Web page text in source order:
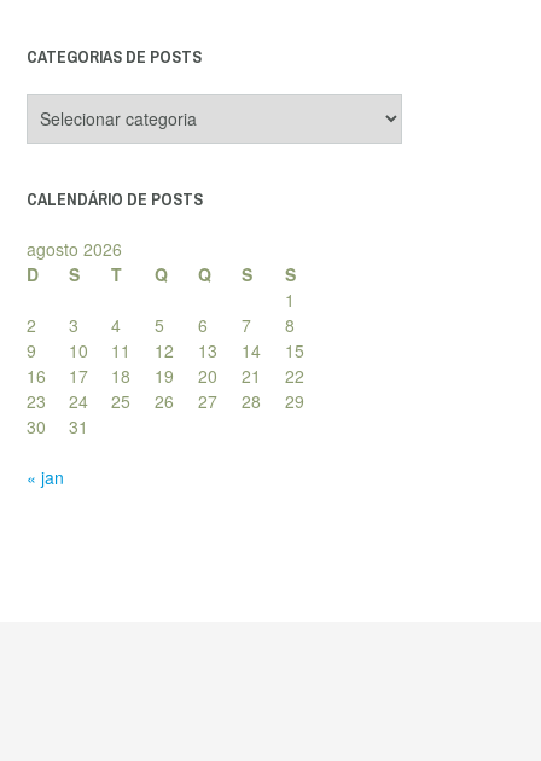
CATEGORIAS DE POSTS
de
CALENDÁRIO DE POSTS
agosto 2026
D
S T Q Q S
S
1
2
3 4 5 6 7
8
9
10 11 12 13 14
15
16
17 18 19 20 21
22
23
24 25 26 27 28
29
30
31
« jan